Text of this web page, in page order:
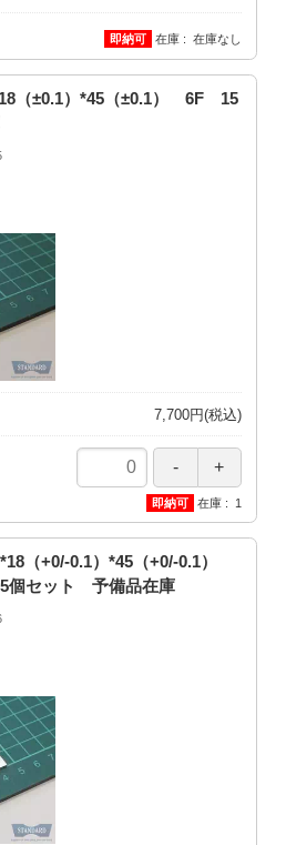
在庫 在庫なし
（±0.1）*45（±0.1） 6F 15
7,700円(税込)
在庫 1
（+0/-0.1）*45（+0/-0.1）
セット 予備品在庫